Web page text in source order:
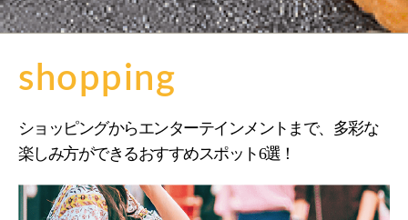
shopping
ショッピングからエンターテインメントまで、多彩な
楽しみ方ができるおすすめスポット6選！